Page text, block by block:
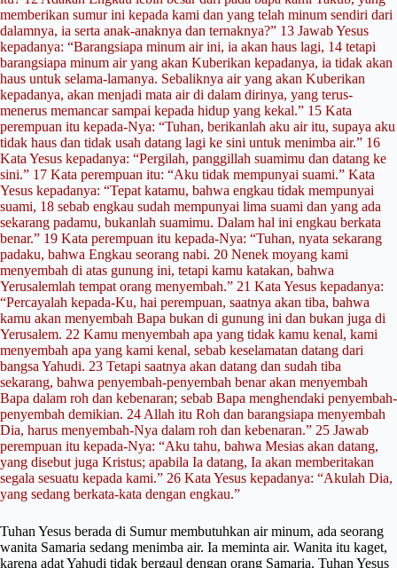
memberikan sumur ini kepada kami dan yang telah minum sendiri dari
dalamnya, ia serta anak-anaknya dan ternaknya?” 13 Jawab Yesus
kepadanya: “Barangsiapa minum air ini, ia akan haus lagi, 14 tetapi
barangsiapa minum air yang akan Kuberikan kepadanya, ia tidak akan
haus untuk selama-lamanya. Sebaliknya air yang akan Kuberikan
kepadanya, akan menjadi mata air di dalam dirinya, yang terus-
menerus memancar sampai kepada hidup yang kekal.” 15 Kata
perempuan itu kepada-Nya: “Tuhan, berikanlah aku air itu, supaya aku
tidak haus dan tidak usah datang lagi ke sini untuk menimba air.” 16
Kata Yesus kepadanya: “Pergilah, panggillah suamimu dan datang ke
sini.” 17 Kata perempuan itu: “Aku tidak mempunyai suami.” Kata
Yesus kepadanya: “Tepat katamu, bahwa engkau tidak mempunyai
suami, 18 sebab engkau sudah mempunyai lima suami dan yang ada
sekarang padamu, bukanlah suamimu. Dalam hal ini engkau berkata
benar.” 19 Kata perempuan itu kepada-Nya: “Tuhan, nyata sekarang
padaku, bahwa Engkau seorang nabi. 20 Nenek moyang kami
menyembah di atas gunung ini, tetapi kamu katakan, bahwa
Yerusalemlah tempat orang menyembah.” 21 Kata Yesus kepadanya:
“Percayalah kepada-Ku, hai perempuan, saatnya akan tiba, bahwa
kamu akan menyembah Bapa bukan di gunung ini dan bukan juga di
Yerusalem. 22 Kamu menyembah apa yang tidak kamu kenal, kami
menyembah apa yang kami kenal, sebab keselamatan datang dari
bangsa Yahudi. 23 Tetapi saatnya akan datang dan sudah tiba
sekarang, bahwa penyembah-penyembah benar akan menyembah
Bapa dalam roh dan kebenaran; sebab Bapa menghendaki penyembah-
penyembah demikian. 24 Allah itu Roh dan barangsiapa menyembah
Dia, harus menyembah-Nya dalam roh dan kebenaran.” 25 Jawab
perempuan itu kepada-Nya: “Aku tahu, bahwa Mesias akan datang,
yang disebut juga Kristus; apabila Ia datang, Ia akan memberitakan
segala sesuatu kepada kami.” 26 Kata Yesus kepadanya: “Akulah Dia,
yang sedang berkata-kata dengan engkau.”
Tuhan Yesus berada di Sumur membutuhkan air minum, ada seorang
wanita Samaria sedang menimba air. Ia meminta air. Wanita itu kaget,
karena adat Yahudi tidak bergaul dengan orang Samaria. Tuhan Yesus